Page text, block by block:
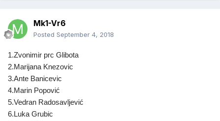
Mk1-Vr6
Posted September 4, 2018
1.Zvonimir prc Glibota
2.Marijana Knezovic
3.Ante Banicevic
4.Marin Popović
5.Vedran Radosavljević
6.Luka Grubic